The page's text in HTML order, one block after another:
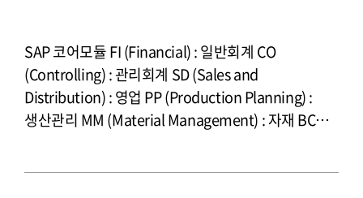
SAP 코어모듈 FI (Financial) : 일반회계 CO
(Controlling) : 관리회계 SD (Sales and
Distribution) : 영업 PP (Production Planning) :
생산관리 MM (Material Management) : 자재 BC